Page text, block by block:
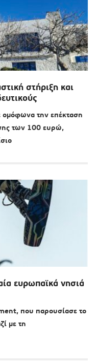
στήριξη και
ομόφωνα την επέκταση
των 100 ευρώ,
ευρωπαϊκά νησιά
που παρουσίασε το
με τη